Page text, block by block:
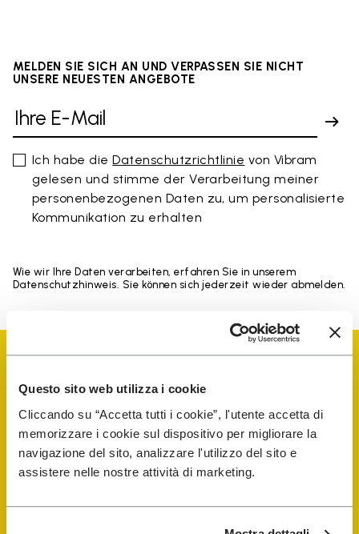
Questo sito web utilizza i cookie
Cliccando su “Accetta tutti i cookie”, l'utente accetta di
memorizzare i cookie sul dispositivo per migliorare la
navigazione del sito, analizzare l'utilizzo del sito e
assistere nelle nostre attività di marketing.
MELDEN SIE SICH AN UND VERPASSEN SIE NICHT
UNSERE NEUESTEN ANGEBOTE
Ich habe dieDatenschutzrichtlinie von Vibram
gelesen und stimme der Verarbeitung meiner
personenbezogenen Daten zu, um personalisierte
Kommunikation zu erhalten
Wie wir Ihre Daten verarbeiten, erfahren Sie in unserem
Datenschutzhinweis. Sie können sich jederzeit wieder abmelden.
Vibram Events
FiveFingers Guide